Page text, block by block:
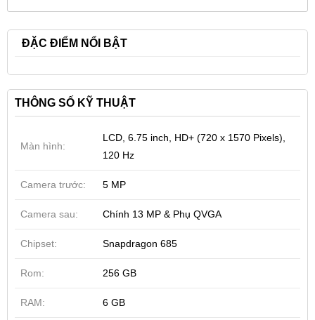
ĐẶC ĐIỂM NỔI BẬT
THÔNG SỐ KỸ THUẬT
Màn hình:
LCD, 6.75 inch, HD+ (720 x 1570 Pixels),
120 Hz
Camera trước: 5 MP
Camera sau: Chính 13 MP & Phụ QVGA
Chipset: Snapdragon 685
Rom: 256 GB
RAM: 6 GB